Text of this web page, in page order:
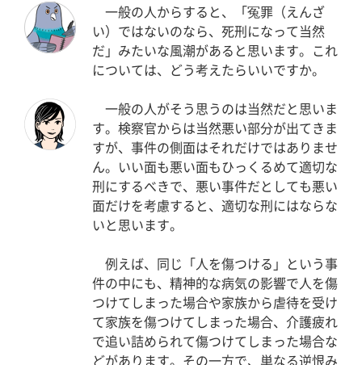
一般の人からすると、「冤罪（えんざ
い）ではないのなら、死刑になって当然
だ」みたいな風潮があると思います。これ
については、どう考えたらいいですか。
一般の人がそう思うのは当然だと思いま
す。検察官からは当然悪い部分が出てきま
すが、事件の側面はそれだけではありませ
ん。いい面も悪い面もひっくるめて適切な
刑にするべきで、悪い事件だとしても悪い
面だけを考慮すると、適切な刑にはならな
いと思います。
例えば、同じ「人を傷つける」という事
件の中にも、精神的な病気の影響で人を傷
つけてしまった場合や家族から虐待を受け
て家族を傷つけてしまった場合、介護疲れ
で追い詰められて傷つけてしまった場合な
どがあります。その一方で、単なる逆恨み